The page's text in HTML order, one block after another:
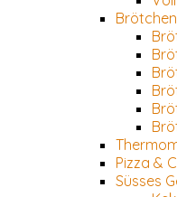
Brötchen
Pizza &
Süsses